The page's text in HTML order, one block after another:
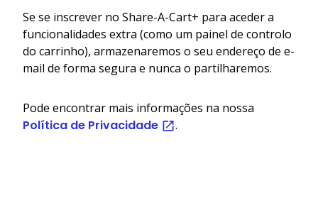
Se se inscrever no Share-A-Cart+ para aceder a
funcionalidades extra (como um painel de controlo
do carrinho), armazenaremos o seu endereço de e-
mail de forma segura e nunca o partilharemos.
Pode encontrar mais informações na nossa
Política de Privacidade .